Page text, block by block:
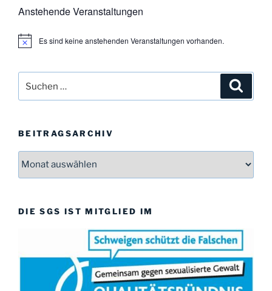
Anstehende Veranstaltungen
H
w
s
Es sind keine anstehenden Veranstaltungen vorhanden.
nach:
BEITRAGSARCHIV
Beitragsarchiv
DIE SGS IST MITGLIED IM